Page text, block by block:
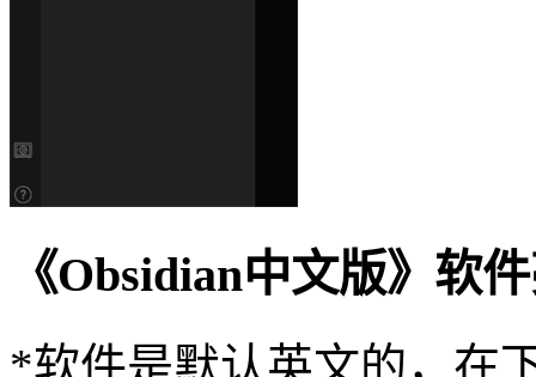
《Obsidian中文版》软
*软件是默认英文的，在